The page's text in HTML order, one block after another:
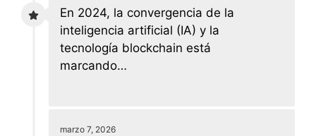
En 2024, la convergencia de la
inteligencia artificial (IA) y la
tecnología blockchain está
marcando…
marzo 7, 2026